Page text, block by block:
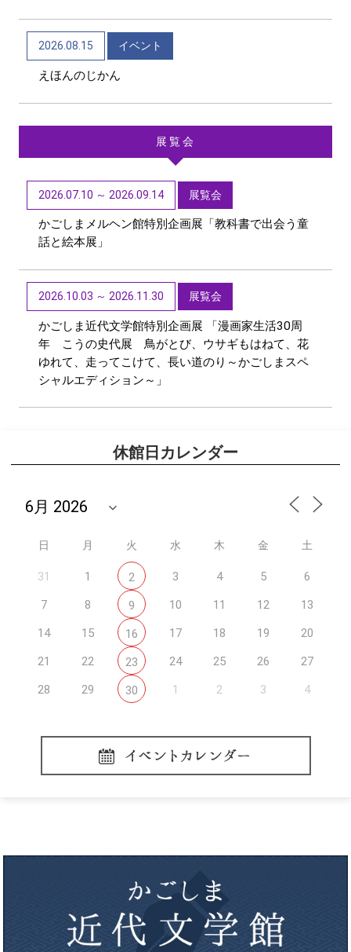
2026/06/01 トピックス
第48回「子どもたちに聞かせたい創作童話」作品募
集【6/1~9/11迄】
2026.08.15 イベント
えほんのじかん
展覧会
2026.07.10 ～ 2026.09.14 展覧会
かごしまメルヘン館特別企画展「教科書で出会う童
話と絵本展」
2026.10.03 ～ 2026.11.30 展覧会
かごしま近代文学館特別企画展 「漫画家生活30周
年 こうの史代展 鳥がとび、ウサギもはねて、花
ゆれて、走ってこけて、長い道のり～かごしまスペ
シャルエディション～」
休館日カレンダー
日 月 火 水 木 金 土
31 1 2 3 4 5
6
7
8 9 10 11 12
13
14
15 16 17 18 19
20
21
22 23 24 25 26
27
28
29 30 1 2 3 4